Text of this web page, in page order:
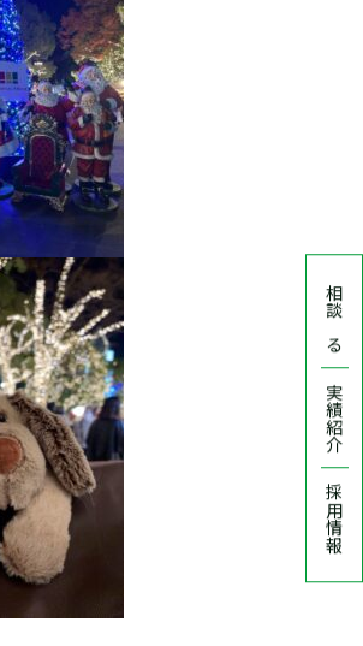
相談する
実績紹介
採用情報